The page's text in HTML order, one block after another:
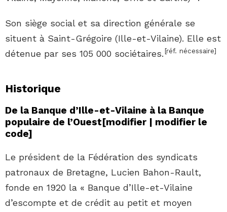
Son siège social et sa direction générale se
situent à Saint-Grégoire (Ille-et-Vilaine). Elle est
détenue par ses 105 000 sociétaires.[réf. nécessaire]
Historique
De la Banque d’Ille-et-Vilaine à la Banque
populaire de l’Ouest[modifier | modifier le
code]
Le président de la Fédération des syndicats
patronaux de Bretagne, Lucien Bahon-Rault,
fonde en 1920 la « Banque d’Ille-et-Vilaine
d’escompte et de crédit au petit et moyen